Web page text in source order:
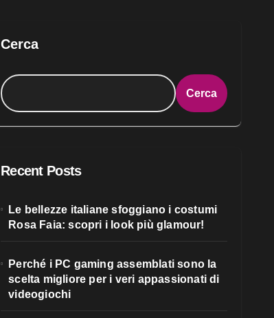
Cerca
Cerca
Recent Posts
Le bellezze italiane sfoggiano i costumi
Rosa Faia: scopri i look più glamour!
Perché i PC gaming assemblati sono la
scelta migliore per i veri appassionati di
videogiochi